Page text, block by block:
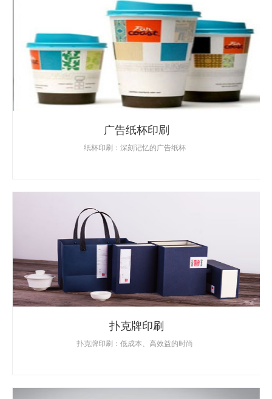
广告纸杯印刷
纸杯印刷：深刻记忆的广告纸杯
扑克牌印刷
扑克牌印刷：低成本、高效益的时尚